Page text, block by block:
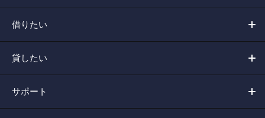
借りたい
貸したい
サポート